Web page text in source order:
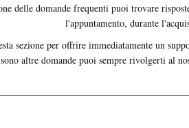
delle domande frequenti puoi trovare
l'appuntamento, durante
sezione per offrire immediatamente un
altre domande puoi sempre rivolgerti al